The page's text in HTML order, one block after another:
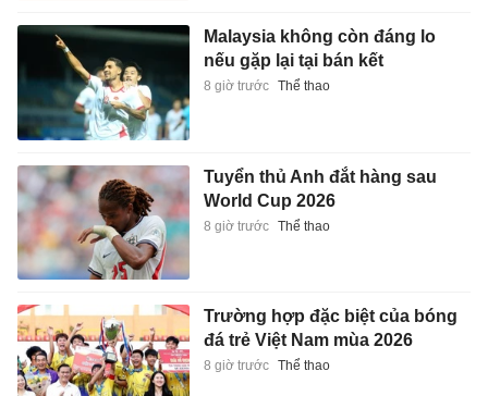
Malaysia không còn đáng lo
nếu gặp lại tại bán kết
8 giờ trước Thể thao
Tuyển thủ Anh đắt hàng sau
World Cup 2026
8 giờ trước Thể thao
Trường hợp đặc biệt của bóng
đá trẻ Việt Nam mùa 2026
8 giờ trước Thể thao